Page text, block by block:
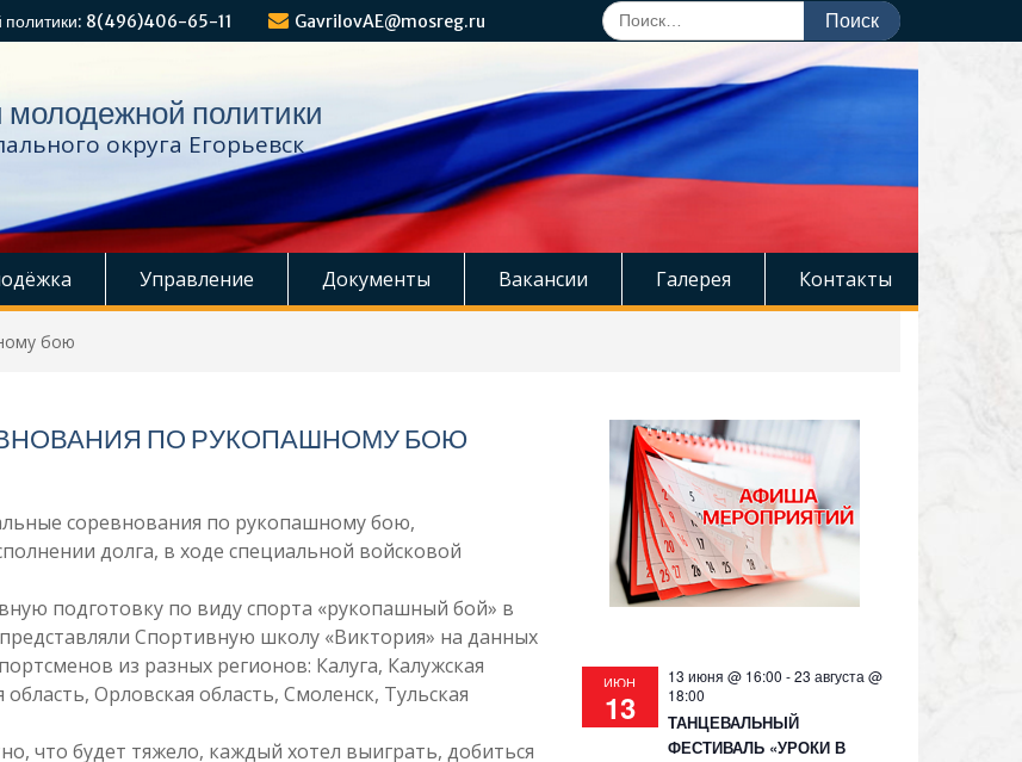
8(496)406-65-11 GavrilovAE@mosreg.ru
Поиск
по:
молодежной политики
округа Егорьевск
Управление Документы Вакансии Галерея Контакты
бою
ПО РУКОПАШНОМУ БОЮ
соревнования по рукопашному бою,
долга, в ходе специальной войсковой
подготовку по виду спорта «рукопашный бой» в
Спортивную школу «Виктория» на данных
из разных регионов: Калуга, Калужская
Орловская область, Смоленск, Тульская
что будет тяжело, каждый хотел выиграть, добиться
ИЮН
13
13 июня @ 16:00 -23 августа @
18:00
ТАНЦЕВАЛЬНЫЙ
ФЕСТИВАЛЬ «УРОКИ В